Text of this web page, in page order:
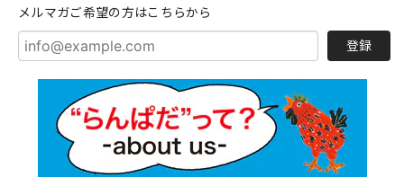
メルマガご希望の方はこちらから
登録